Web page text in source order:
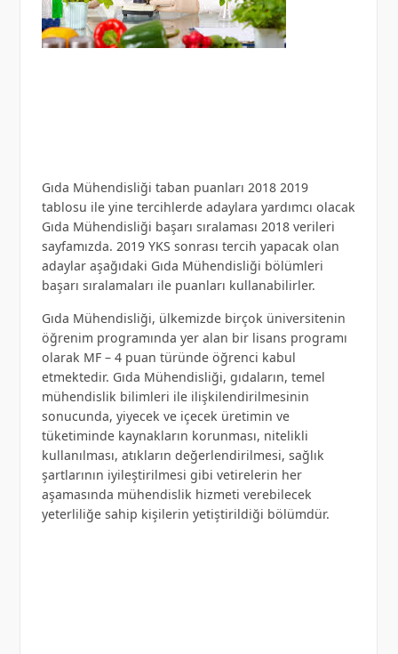
Gıda Mühendisliği taban puanları 2018 2019
tablosu ile yine tercihlerde adaylara yardımcı olacak
Gıda Mühendisliği başarı sıralaması 2018 verileri
sayfamızda. 2019 YKS sonrası tercih yapacak olan
adaylar aşağıdaki Gıda Mühendisliği bölümleri
başarı sıralamaları ile puanları kullanabilirler.
Gıda Mühendisliği, ülkemizde birçok üniversitenin
öğrenim programında yer alan bir lisans programı
olarak MF – 4 puan türünde öğrenci kabul
etmektedir. Gıda Mühendisliği, gıdaların, temel
mühendislik bilimleri ile ilişkilendirilmesinin
sonucunda, yiyecek ve içecek üretimin ve
tüketiminde kaynakların korunması, nitelikli
kullanılması, atıkların değerlendirilmesi, sağlık
şartlarının iyileştirilmesi gibi vetirelerin her
aşamasında mühendislik hizmeti verebilecek
yeterliliğe sahip kişilerin yetiştirildiği bölümdür.